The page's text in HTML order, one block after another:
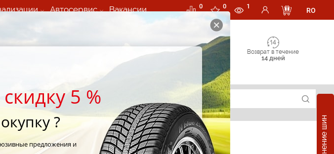
Автосервис Вакансии 0 0 1
RO
Возврат в течение
14 дней
Хранение шин
APT KL51 265/70 R16 114Q
5 %
?
предложения и